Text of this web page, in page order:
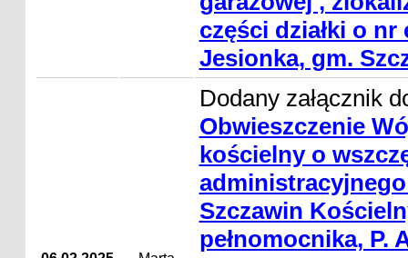
części działki o
Jesionka, gm.
Dodany załącznik
Obwieszczenie
kościelny o
Szczawin
pełnomocnika, P.